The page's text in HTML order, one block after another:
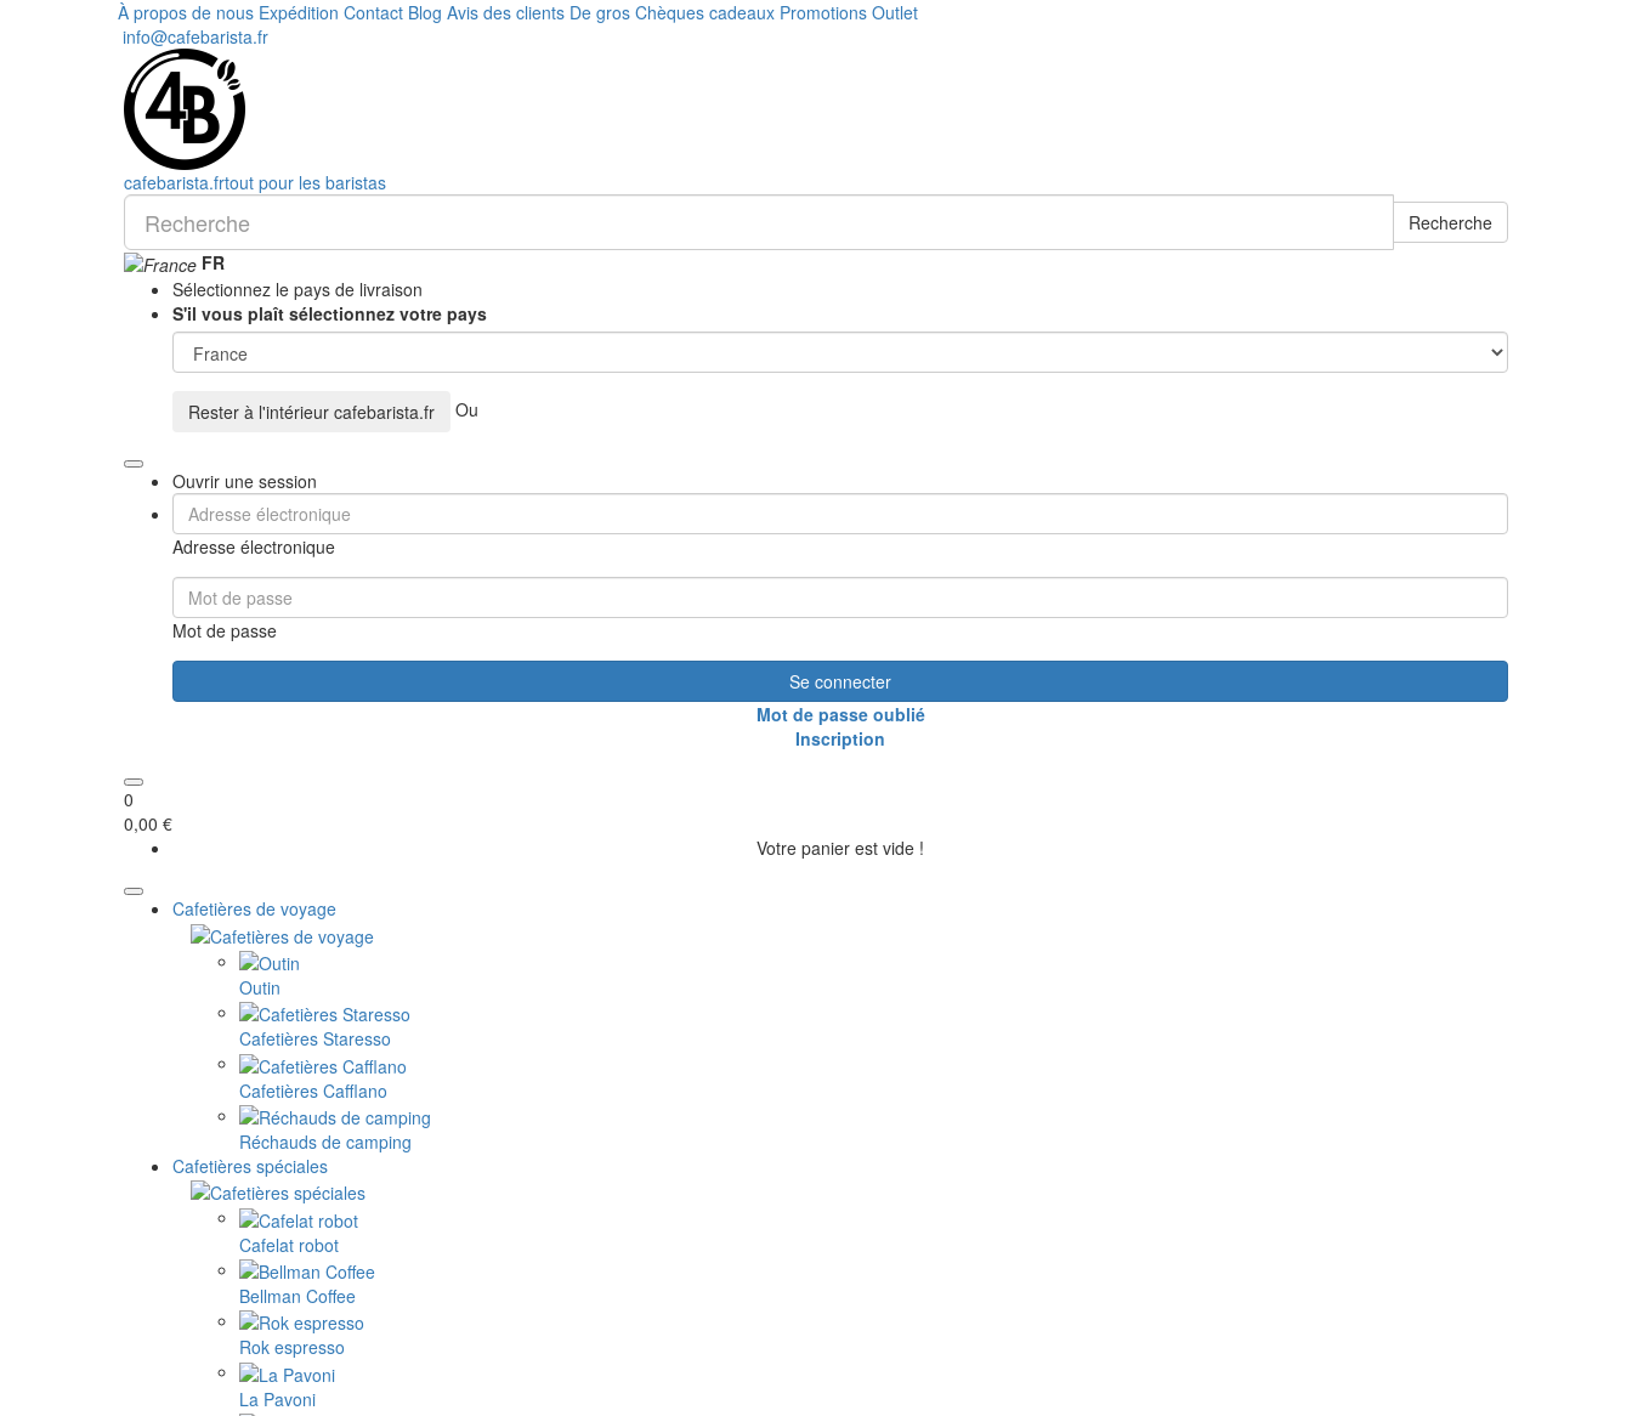
À propos de nous Expédition Contact Blog Avis des clients De gros Chèques cadeaux Promotions Outlet
info@cafebarista.fr
cafebarista.frtout pour les baristas
Recherche
FR
Sélectionnez le pays de livraison
S'il vous plaît sélectionnez votre pays
Rester à l'intérieur cafebarista.fr Ou
Ouvrir une session
Adresse électronique
Mot de passe
Se connecter
Mot de passe oublié
Inscription
0
0,00 €
Votre panier est vide !
Cafetières de voyage
Outin
Cafetières Staresso
Cafetières Cafflano
Réchauds de camping
Cafetières spéciales
Cafelat robot
Bellman Coffee
Rok espresso
La Pavoni